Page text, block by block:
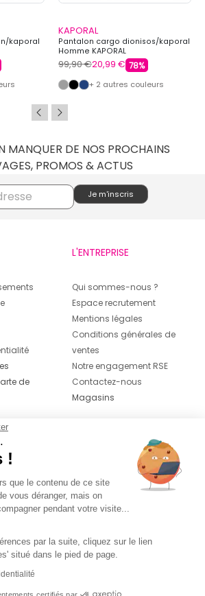
kaporal
KAPORAL
Pantalon cargo dionisos/kaporal
Homme KAPORAL
99,90 €20,99 € 78%
+ 2 autres couleurs
MANQUER DE NOS PROCHAINS
PROMOS & ACTUS
de
L'ENTREPRISE
Qui sommes-nous ?
Espace recrutement
Mentions légales
Conditions générales de
ventes
Notre engagement RSE
Contactez-nous
Magasins
à 16h30 & le
!
que le contenu de ce site
vous déranger, mais on
pendant votre visite...
par la suite, cliquez sur le lien
situé dans le pied de page.
certifiés par